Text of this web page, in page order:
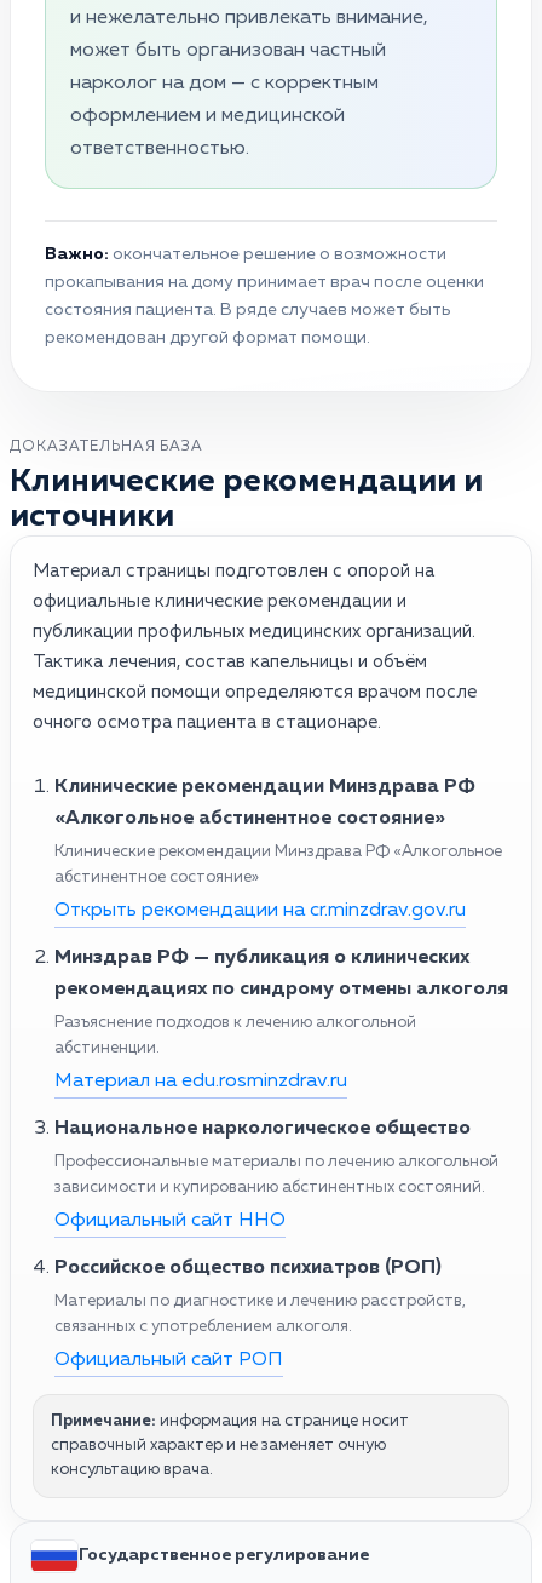
и нежелательно привлекать внимание,
может быть организован частный
нарколог на дом — с корректным
оформлением и медицинской
ответственностью.
Важно: окончательное решение о возможности
прокапывания на дому принимает врач после оценки
состояния пациента. В ряде случаев может быть
рекомендован другой формат помощи.
ДОКАЗАТЕЛЬНАЯ БАЗА
Клинические рекомендации и
источники
Материал страницы подготовлен с опорой на
официальные клинические рекомендации и
публикации профильных медицинских организаций.
Тактика лечения, состав капельницы и объём
медицинской помощи определяются врачом после
очного осмотра пациента в стационаре.
Клинические рекомендации Минздрава РФ
«Алкогольное абстинентное состояние»
Клинические рекомендации Минздрава РФ «Алкогольное
абстинентное состояние»
Открыть рекомендации на cr.minzdrav.gov.ru
Минздрав РФ — публикация о клинических
рекомендациях по синдрому отмены алкоголя
Разъяснение подходов к лечению алкогольной
абстиненции.
Материал на edu.rosminzdrav.ru
Национальное наркологическое общество
Профессиональные материалы по лечению алкогольной
зависимости и купированию абстинентных состояний.
Официальный сайт ННО
Российское общество психиатров (РОП)
Материалы по диагностике и лечению расстройств,
связанных с употреблением алкоголя.
Официальный сайт РОП
Примечание: информация на странице носит
справочный характер и не заменяет очную
консультацию врача.
Государственное регулирование